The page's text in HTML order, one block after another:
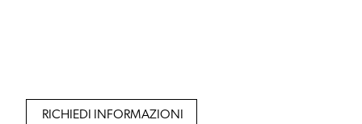
RICHIEDI INFORMAZIONI